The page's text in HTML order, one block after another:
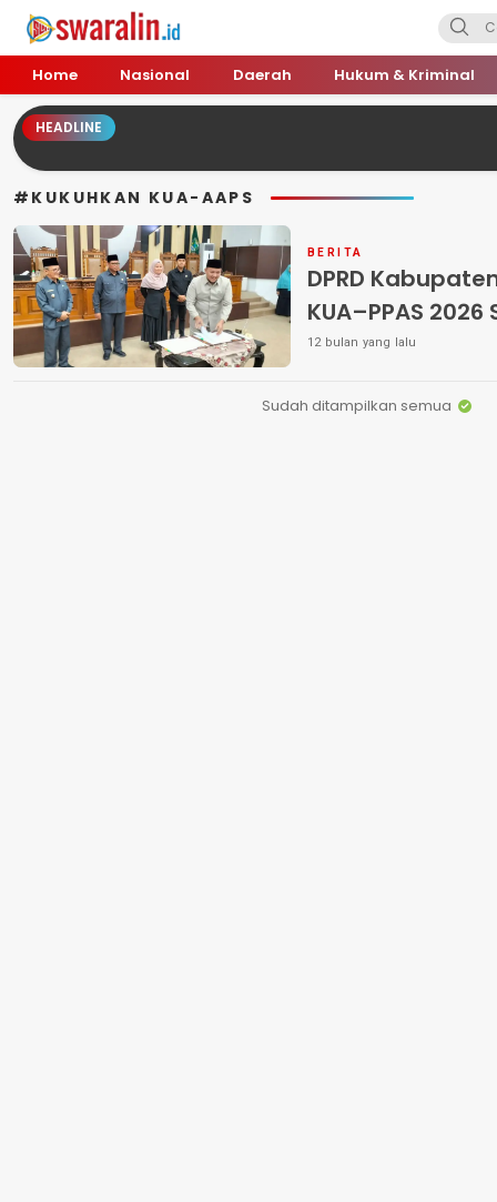
Swara Lin
Independent, Tajam & Profesional
Home Nasional Daerah Hukum & Kriminal
HEADLINE
#KUKUHKAN KUA-AAPS
BERITA
DPRD
KUA–PPAS
12 bulan yang lalu
Sudah ditampilkan semua